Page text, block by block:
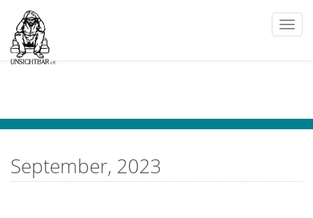
September, 2023